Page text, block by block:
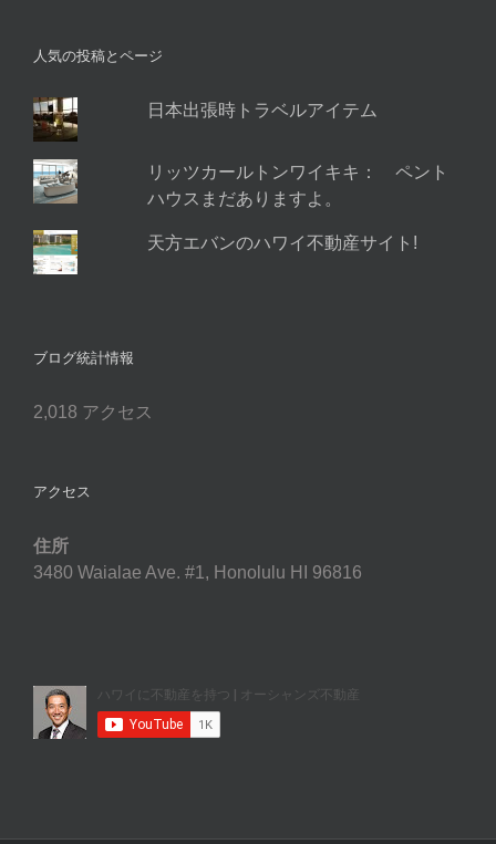
人気の投稿とページ
日本出張時トラベルアイテム
リッツカールトンワイキキ： ペント
ハウスまだありますよ。
天方エバンのハワイ不動産サイト!
ブログ統計情報
2,018 アクセス
アクセス
住所
3480 Waialae Ave. #1, Honolulu HI 96816